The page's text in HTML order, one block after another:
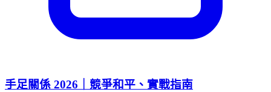
手足關係 2026｜競爭和平、實戰指南